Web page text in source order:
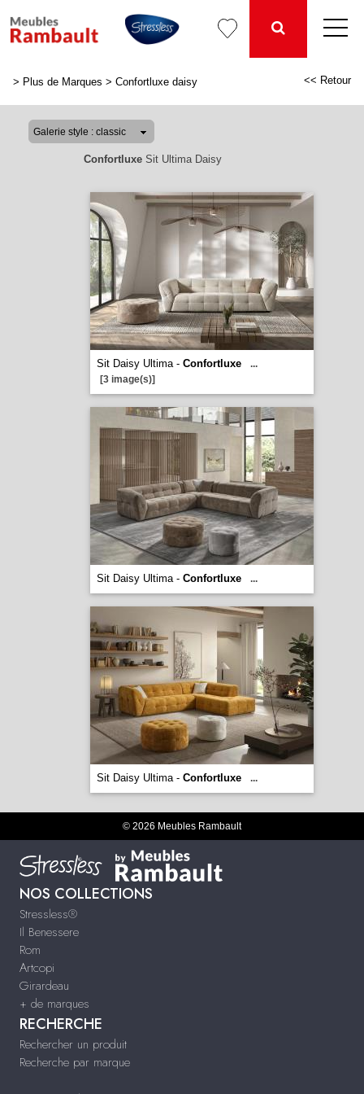
> Plus de Marques > Confortluxe daisy << Retour
ConfortluxeSit Ultima Daisy
Sit Daisy Ultima - Confortluxe
...
[3 image(s)]
Sit Daisy Ultima - Confortluxe ...
Sit Daisy Ultima - Confortluxe ...
© 2026 Meubles Rambault
NOS COLLECTIONS
Stressless®
Il Benessere
Rom
Artcopi
Girardeau
+ de marques
RECHERCHE
Rechercher un produit
Recherche par marque